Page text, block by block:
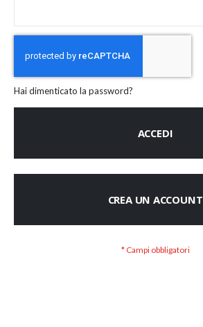
Hai dimenticato la password?
ACCEDI
CREA UN ACCOUNT